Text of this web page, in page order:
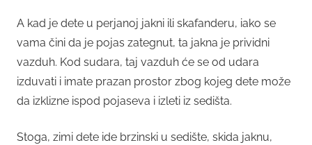
A kad je dete u perjanoj jakni ili skafanderu, iako se
vama čini da je pojas zategnut, ta jakna je prividni
vazduh. Kod sudara, taj vazduh će se od udara
izduvati i imate prazan prostor zbog kojeg dete može
da izklizne ispod pojaseva i izleti iz sedišta.
Stoga, zimi dete ide brzinski u sedište, skida jaknu,